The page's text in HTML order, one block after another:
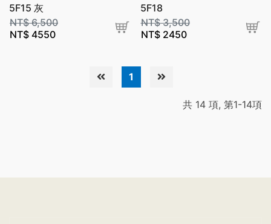
5F15 灰
NT$6,500
NT$ 4550
5F18
NT$3,500
NT$2450
1
共 14 項, 第1-14項